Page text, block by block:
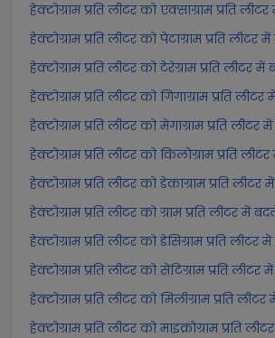
हेक्टोग्राम प्रति लीटर को एक्साग्राम प्रति
हेक्टोग्राम प्रति लीटर को पेटाग्राम प्रति लीटर
हेक्टोग्राम प्रति लीटर को टेरेग्राम प्रति लीटर
हेक्टोग्राम प्रति लीटर को गिगाग्राम प्रति
हेक्टोग्राम प्रति लीटर को मेगाग्राम प्रति लीटर
हेक्टोग्राम प्रति लीटर को किलोग्राम प्रति
हेक्टोग्राम प्रति लीटर को डेकाग्राम प्रति लीटर
हेक्टोग्राम प्रति लीटर को ग्राम प्रति लीटर में
हेक्टोग्राम प्रति लीटर को डेसिग्राम प्रति लीटर
हेक्टोग्राम प्रति लीटर को सेंटिग्राम प्रति लीटर
हेक्टोग्राम प्रति लीटर को मिलीग्राम प्रति
हेक्टोग्राम प्रति लीटर को माइक्रोग्राम प्रति